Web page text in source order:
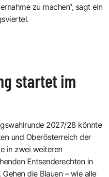
zu machen“, sagt ein
startet im
2027/28 könnte
und Oberösterreich der
in zwei weiteren
Entsenderechten in
die Blauen – wie alle